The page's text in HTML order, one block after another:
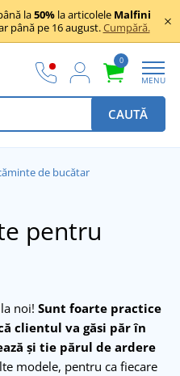
la50% la articolele Malfini
până pe 16 august.Cumpără.
0
MENU
CAUTĂ
de bucătar
pentru
noi! Sunt foarte practice
clientul va găsi păr în
și tie părul de ardere
modele, pentru ca fiecare